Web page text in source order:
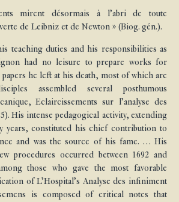
mirent désormais à l’abri de toute
de Leibniz et de Newton » (Biog. gén.).
teaching duties and his responsibilities as
had no leisure to prepare works for
he left at his death, most of which are
assembled several posthumous
Eclaircissements sur l’analyse des
His intense pedagogical activity, extending
years, constituted his chief contribution to
and was the source of his fame. … His
procedures occurred between 1692 and
those who gave the most favorable
of L’Hospital’s Analyse des infiniment
is composed of critical notes that